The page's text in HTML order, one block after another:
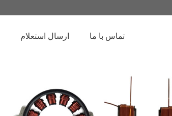
ارسال استعلام تماس با ما